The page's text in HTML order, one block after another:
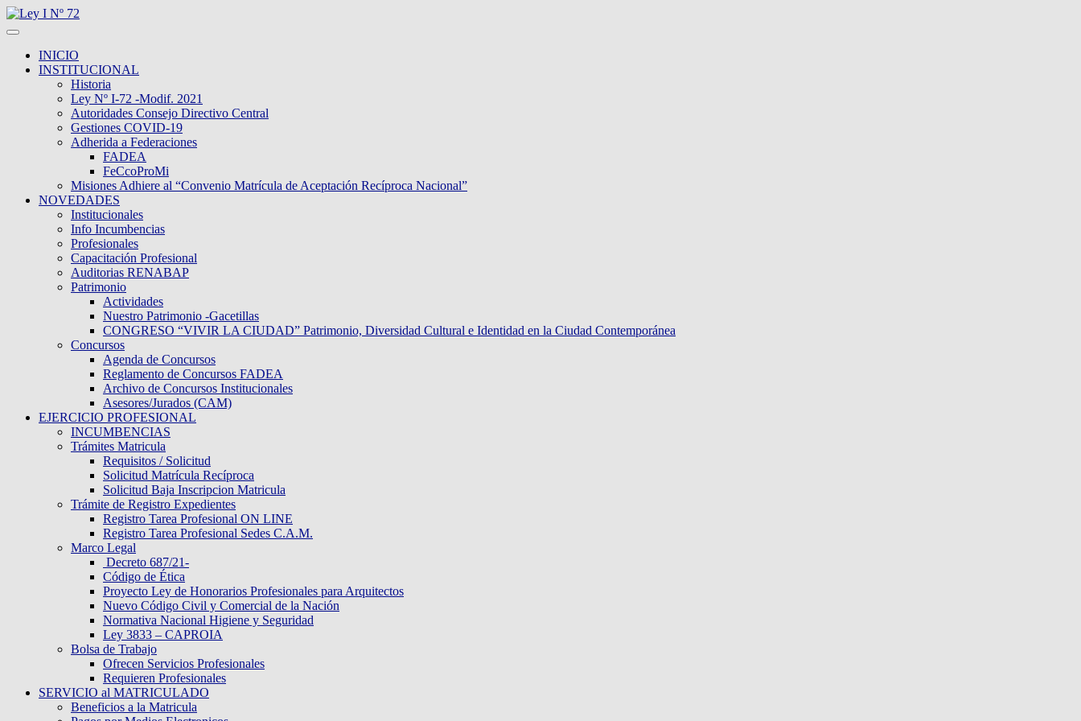
INICIO
INSTITUCIONAL
Historia
Ley Nº I-72 -Modif. 2021
Autoridades Consejo Directivo Central
Gestiones COVID-19
Adherida a Federaciones
FADEA
FeCcoProMi
Misiones Adhiere al “Convenio Matrícula de Aceptación Recíproca Nacional”
NOVEDADES
Institucionales
Info Incumbencias
Profesionales
Capacitación Profesional
Auditorias RENABAP
Patrimonio
Actividades
Nuestro Patrimonio -Gacetillas
CONGRESO “VIVIR LA CIUDAD” Patrimonio, Diversidad Cultural e Identidad en la Ciudad Contemporánea
Concursos
Agenda de Concursos
Reglamento de Concursos FADEA
Archivo de Concursos Institucionales
Asesores/Jurados (CAM)
EJERCICIO PROFESIONAL
INCUMBENCIAS
Trámites Matricula
Requisitos / Solicitud
Solicitud Matrícula Recíproca
Solicitud Baja Inscripcion Matricula
Trámite de Registro Expedientes
Registro Tarea Profesional ON LINE
Registro Tarea Profesional Sedes C.A.M.
Marco Legal
Decreto 687/21-
Código de Ética
Proyecto Ley de Honorarios Profesionales para Arquitectos
Nuevo Código Civil y Comercial de la Nación
Normativa Nacional Higiene y Seguridad
Ley 3833 – CAPROIA
Bolsa de Trabajo
Ofrecen Servicios Profesionales
Requieren Profesionales
SERVICIO al MATRICULADO
Beneficios a la Matricula